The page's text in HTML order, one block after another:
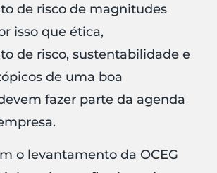
de risco de magnitudes
isso que ética,
de risco, sustentabilidade e
de uma boa
fazer parte da agenda
o levantamento da OCEG